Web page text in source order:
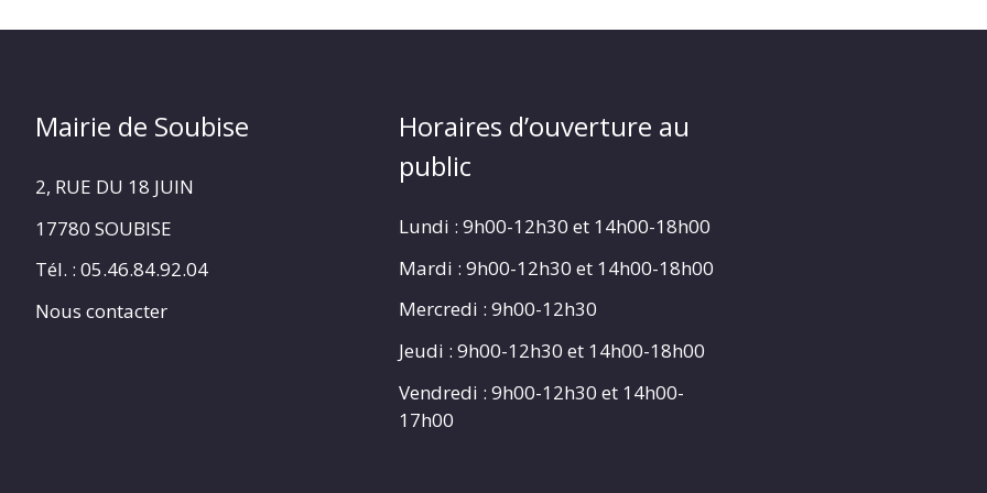
Mairie de Soubise
2, RUE DU 18 JUIN
17780 SOUBISE
Tél. : 05.46.84.92.04
Nous contacter
Horaires d’ouverture au
public
Lundi : 9h00-12h30 et 14h00-18h00
Mardi : 9h00-12h30 et 14h00-18h00
Mercredi : 9h00-12h30
Jeudi : 9h00-12h30 et 14h00-18h00
Vendredi : 9h00-12h30 et 14h00-
17h00